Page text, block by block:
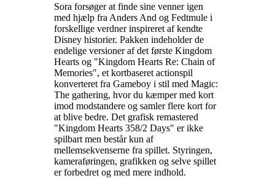
Sora forsøger at finde sine venner igen
med hjælp fra Anders And og Fedtmule i
forskellige verdner inspireret af kendte
Disney historier. Pakken indeholder de
endelige versioner af det første Kingdom
Hearts og "Kingdom Hearts Re: Chain of
Memories", et kortbaseret actionspil
konverteret fra Gameboy i stil med Magic:
The gathering, hvor du kæmper med kort
imod modstandere og samler flere kort for
at blive bedre. Det grafisk remastered
"Kingdom Hearts 358/2 Days" er ikke
spilbart men består kun af
mellemsekvenserne fra spillet. Styringen,
kameraføringen, grafikken og selve spillet
er forbedret og med mere indhold.